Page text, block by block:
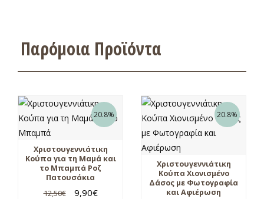
Παρόμοια Προϊόντα
20.8%
Χριστουγεννιάτικη
Κούπα για τη Μαμά και
το Μπαμπά Ροζ
Πατουσάκια
12,50€ 9,90€
20.8%
Χριστουγεννιάτικη
Κούπα Χιονισμένο
Δάσος με Φωτογραφία
και Αφιέρωση